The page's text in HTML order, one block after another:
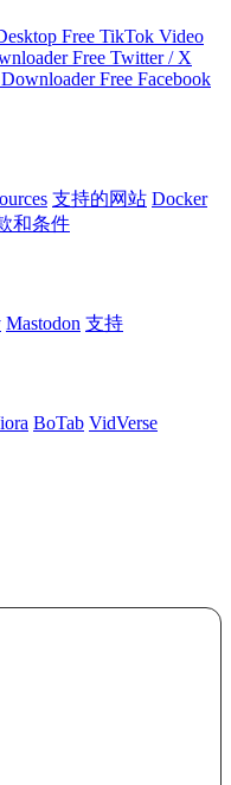
Free TikTok Video
Free Twitter / X
Free Facebook
支持的网站 Docker
和条件
Mastodon 支持
BoTab VidVerse